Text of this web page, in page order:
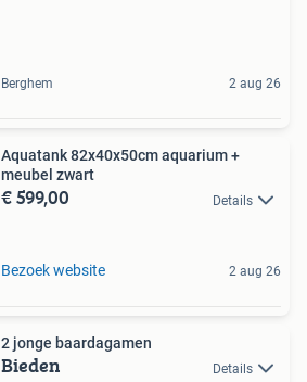
Berghem 2 aug 26
Aquatank 82x40x50cm aquarium +
meubel zwart
€ 599,00 Details
Bezoek website 2 aug 26
2 jonge baardagamen
Bieden Details